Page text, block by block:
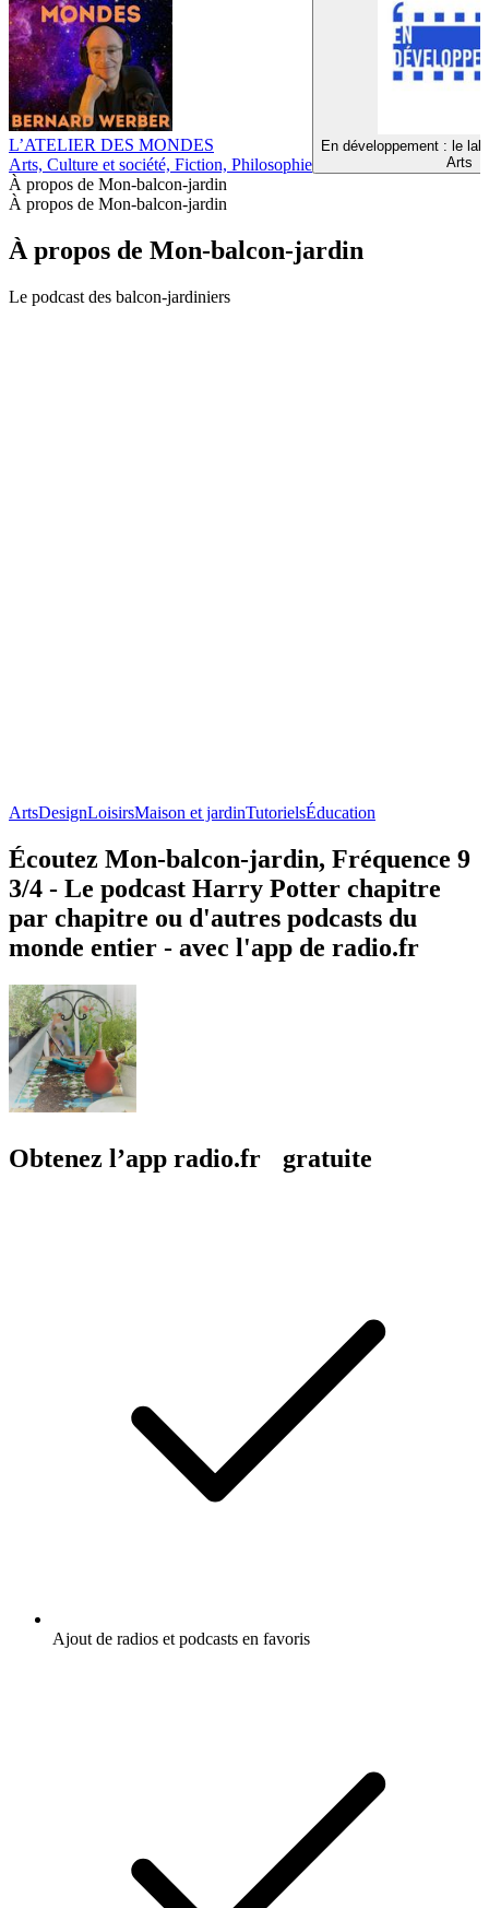
L’ATELIER DES MONDES
Arts, Culture et société, Fiction, Philosophie
En développement : le
Arts
À propos de Mon-balcon-jardin
À propos de Mon-balcon-jardin
À propos de Mon-balcon-jardin
Le podcast des balcon-jardiniers
ArtsDesignLoisirsMaison et jardinTutorielsÉducation
Écoutez Mon-balcon-jardin, Fréquence 9
3/4 - Le podcast Harry Potter chapitre
par chapitre ou d'autres podcasts du
monde entier - avec l'app de radio.fr
Obtenez l’app radio.fr gratuite
Ajout de radios et podcasts en favoris